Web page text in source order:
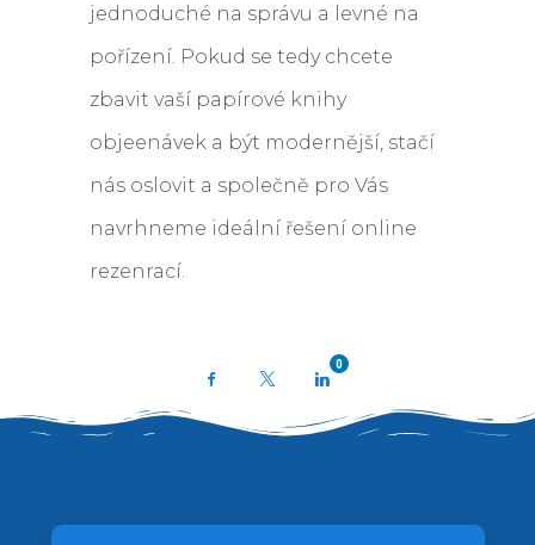
jednoduché na správu a levné na
pořízení. Pokud se tedy chcete
zbavit vaší papírové knihy
objeenávek a být modernější, stačí
nás oslovit a společně pro Vás
navrhneme ideální řešení online
rezenrací.
Facebook
0